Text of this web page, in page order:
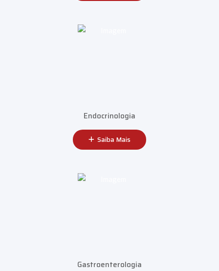
Endocrinologia
Saiba Mais
Gastroenterologia